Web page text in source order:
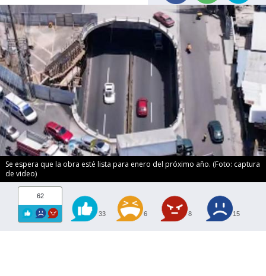
Se espera que la obra esté lista para enero del próximo año. (Foto: captura
de video)
62
33 6 8 15